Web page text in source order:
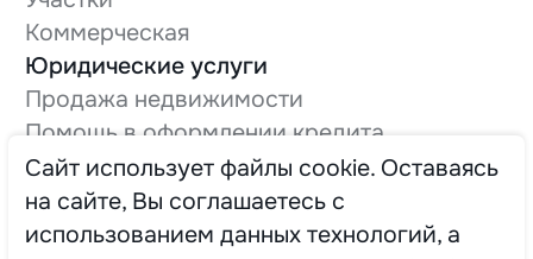
Коммерческая
Юридические услуги
Продажа недвижимости
Помощь в оформлении кредита
Оформление технической документации
Вывод в нежилой фонд
О компании
Cайт использует файлы cookie. Оставаясь
на сайте, Вы соглашаетесь с
использованием данных технологий, а